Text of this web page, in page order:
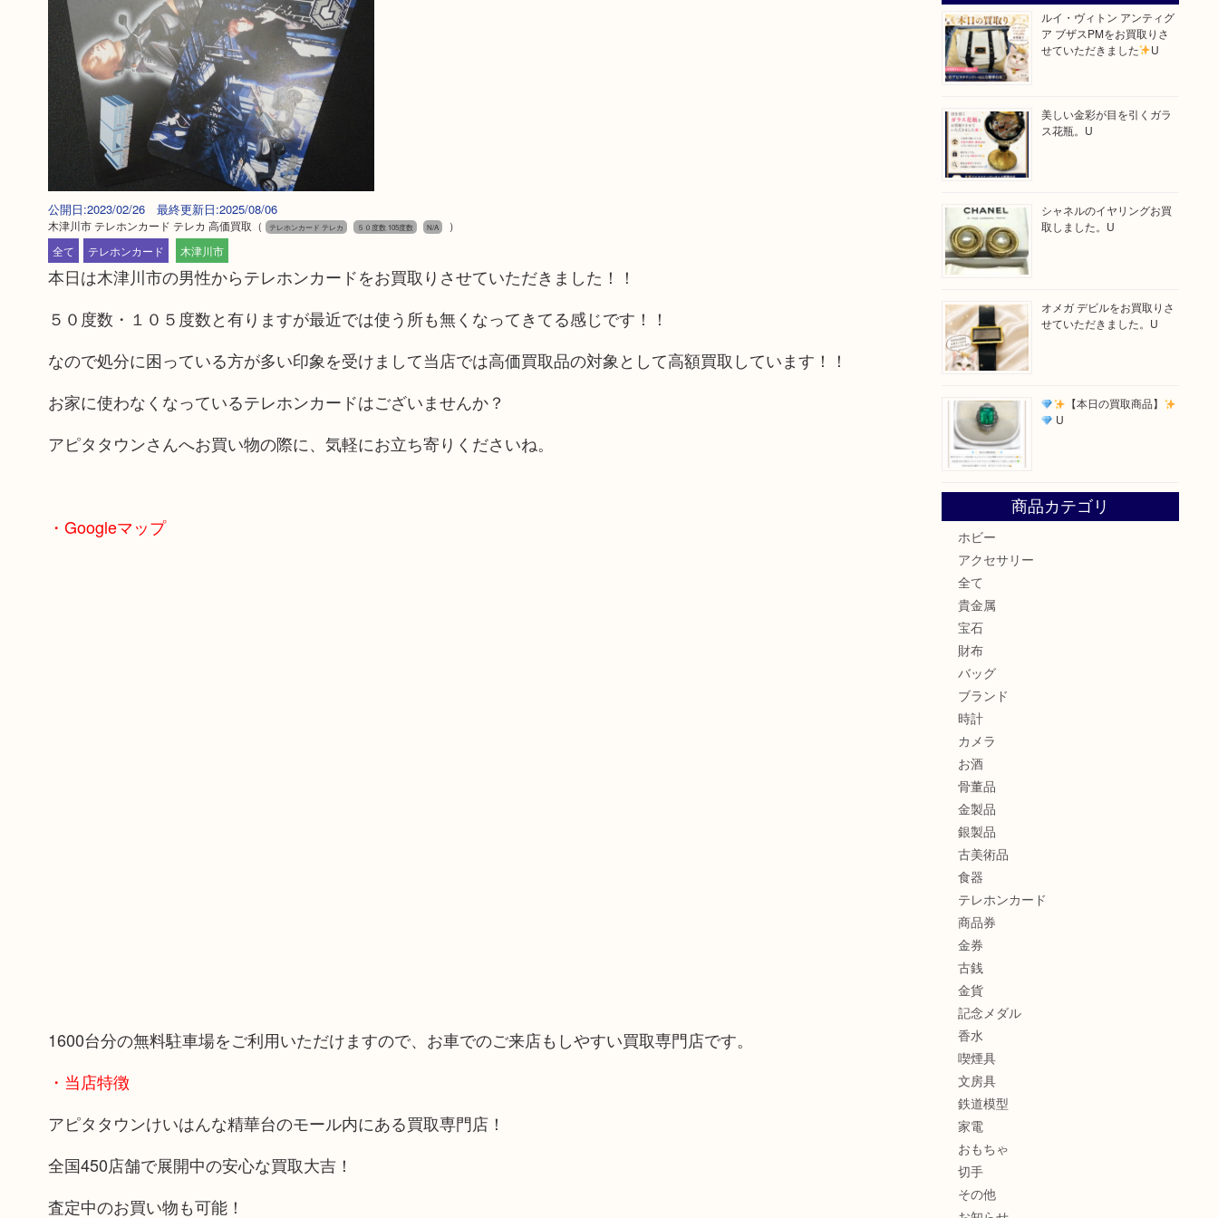
公開日:2023/02/26 最終更新日:2025/08/06
木津川市 テレホンカード テレカ 高価買取 （ テレホンカード テレカ ５０度数 105度数 N/A
）
全て
テレホンカード 木津川市
本日は木津川市の男性からテレホンカードをお買取りさせていただきました！！
５０度数・１０５度数と有りますが最近では使う所も無くなってきてる感じです！！
なので処分に困っている方が多い印象を受けまして当店では高価買取品の対象として高額買取しています！！
お家に使わなくなっているテレホンカードはございませんか？
アピタタウンさんへお買い物の際に、気軽にお立ち寄りくださいね。
・Googleマップ
1600台分の無料駐車場をご利用いただけますので、お車でのご来店もしやすい買取専門店です。
・当店特徴
アピタタウンけいはんな精華台のモール内にある買取専門店！
全国450店舗で展開中の安心な買取大吉！
査定中のお買い物も可能！
ルイ・ヴィトン アンティグ
ア ブザスPMをお買取りさ
せていただきました
U
美しい金彩が目を引くガラ
ス花瓶。U
シャネルのイヤリングお買
取しました。U
オメガ デビルをお買取りさ
せていただきました。U
【本日の買取商品】
U
商品カテゴリ
ホビー
アクセサリー
全て
貴金属
宝石
財布
バッグ
ブランド
時計
カメラ
お酒
骨董品
金製品
銀製品
古美術品
食器
テレホンカード
商品券
金券
古銭
金貨
記念メダル
香水
喫煙具
文房具
鉄道模型
家電
おもちゃ
切手
その他